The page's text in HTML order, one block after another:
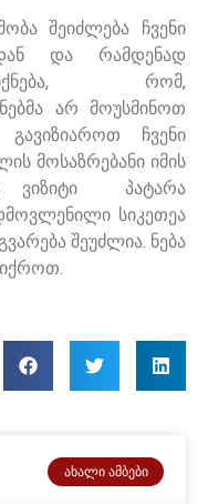
შეიძლება ჩვენი
და რამდენად
რომ,
არ მოუსმინოთ
ჩვენი
მოსაზრებანი იმის
ვიზიტი პატარა
სიკეთეა
შეუძლია. ნება
ᲐᲮᲐᲚᲘ ᲐᲛᲑᲔᲑᲘ